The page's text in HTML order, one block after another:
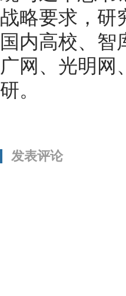
战略要求，研
国内高校、智
广网、光明网
研。
发表评论